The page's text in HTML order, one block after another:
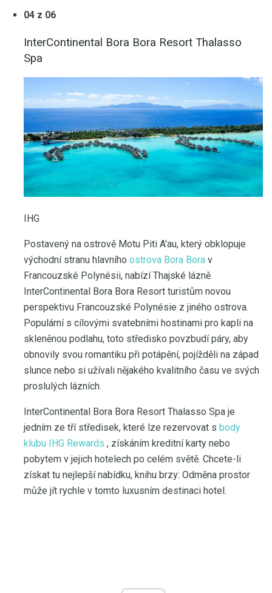
04 z 06
InterContinental Bora Bora Resort Thalasso
Spa
IHG
Postavený na ostrově Motu Piti A'au, který obklopuje
východní stranu hlavního ostrova Bora Bora v
Francouzské Polynésii, nabízí Thajské lázně
InterContinental Bora Bora Resort turistům novou
perspektivu Francouzské Polynésie z jiného ostrova.
Populární s cílovými svatebními hostinami pro kapli na
skleněnou podlahu, toto středisko povzbudí páry, aby
obnovily svou romantiku při potápění, pojížděli na západ
slunce nebo si užívali nějakého kvalitního času ve svých
proslulých lázních.
InterContinental Bora Bora Resort Thalasso Spa je
jedním ze tří středisek, které lze rezervovat s body
klubu IHG Rewards , získáním kreditní karty nebo
pobytem v jejich hotelech po celém světě. Chcete-li
získat tu nejlepší nabídku, knihu brzy: Odměna prostor
může jít rychle v tomto luxusním destinaci hotel.